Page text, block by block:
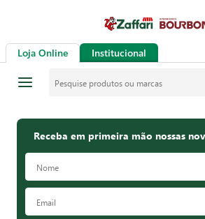
Loja Online Institucional
Receba em primeira mão nossas